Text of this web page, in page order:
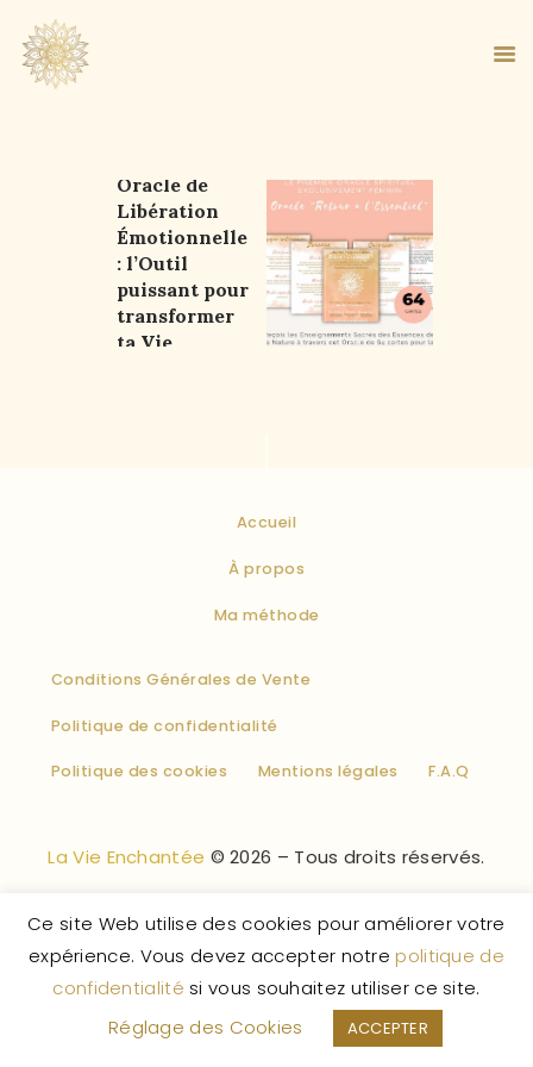
ACCUEIL
À PROPOS
MA MÉTHODE
BOUTIQUE
Oracle de
Libération
Émotionnelle
: l’Outil
puissant pour
transformer
ta Vie
Accueil
À propos
Ma méthode
Conditions Générales de Vente
Politique de confidentialité
Politique des cookies Mentions légales F.A.Q
La Vie Enchantée © 2026 – Tous droits réservés.
Ce site Web utilise des cookies pour améliorer votre
expérience. Vous devez accepter notre politique de
confidentialité si vous souhaitez utiliser ce site.
Réglage des Cookies
ACCEPTER